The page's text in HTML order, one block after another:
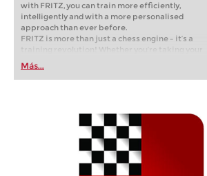
with FRITZ, you can train more efficiently,
intelligently and with a more personalised
approach than ever before.
FRITZ is more than just a chess engine – it’s a
training revolution! Whether you’re taking your
first steps into the world of club chess, or already
playing at a tournament level: with FRITZ, you can
train more efficiently, intelligently and with a
Más...